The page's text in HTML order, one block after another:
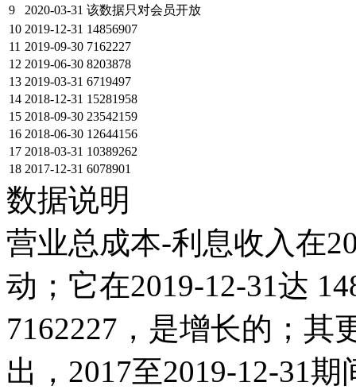
9
2020-03-31 该数据只对会员开放
10 2019-12-31 14856907
11 2019-09-30 7162227
12 2019-06-30 8203878
13 2019-03-31 6719497
14 2018-12-31 15281958
15 2018-09-30 23542159
16 2018-06-30 12644156
17 2018-03-31 10389262
18 2017-12-31 6078901
数据说明
营业总成本-利息收入在
动；它在2019-12-31达
7162227，是增长的；其
出，2017至2019-12-31